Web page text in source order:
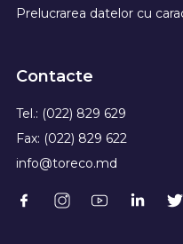
Prelucrarea datelor cu
Contacte
Tel.: (022) 829 629
Fax: (022) 829 622
info@toreco.md